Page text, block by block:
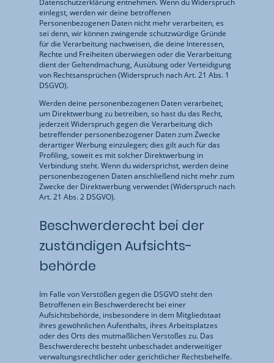
Datenschutzerklärung entnehmen. Wenn du Widerspruch
einlegst, werden wir deine betroffenen
Personenbezogenen Daten nicht mehr verarbeiten, es
sei denn, wir können zwingende schutzwürdige Gründe
für die Verarbeitung nachweisen, die deine Interessen,
Rechte und Freiheiten überwiegen oder die Verarbeitung
dient der Geltendmachung, Ausübung oder Verteidigung
von Rechtsansprüchen (Widerspruch nach Art. 21 Abs. 1
DSGVO).
Werden deine personenbezogenen Daten verarbeitet,
um Direktwerbung zu betreiben, so hast du das Recht,
jederzeit Widerspruch gegen die Verarbeitung dich
betreffender personenbezogener Daten zum Zwecke
derartiger Werbung einzulegen; dies gilt auch für das
Profiling, soweit es mit solcher Direktwerbung in
Verbindung steht. Wenn du widersprichst, werden deine
personenbezogenen Daten anschließend nicht mehr zum
Zwecke der Direktwerbung verwendet (Widerspruch nach
Art. 21 Abs. 2 DSGVO).
Beschwerde­recht bei der
zuständigen Aufsichts­
behörde
Im Falle von Verstößen gegen die DSGVO steht den
Betroffenen ein Beschwerderecht bei einer
Aufsichtsbehörde, insbesondere in dem Mitgliedstaat
ihres gewöhnlichen Aufenthalts, ihres Arbeitsplatzes
oder des Orts des mutmaßlichen Verstoßes zu. Das
Beschwerderecht besteht unbeschadet anderweitiger
verwaltungsrechtlicher oder gerichtlicher Rechtsbehelfe.